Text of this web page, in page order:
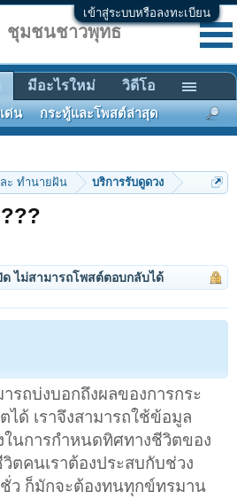
เข้าสู่ระบบหรือลงทะเบียน
ะ ทำนายฝัน บริการรับดูดวง
ด ไม่สามารถโพสต์ตอบกลับได้
รถบ่งบอกถึงผลของการกระ
ด้ เราจึงสามารถใช้ข้อมูล
ในการกำหนดทิศทางชีวิตของ
วิตคนเราต้องประสบกับช่วง
ชั่ว ก็มักจะต้องทนทุกข์ทรมาน
ชุมชนชาวพุทธ
ด่น กระทู้และโพสต์ล่าสุด
มีอะไรใหม่ วิดีโอ